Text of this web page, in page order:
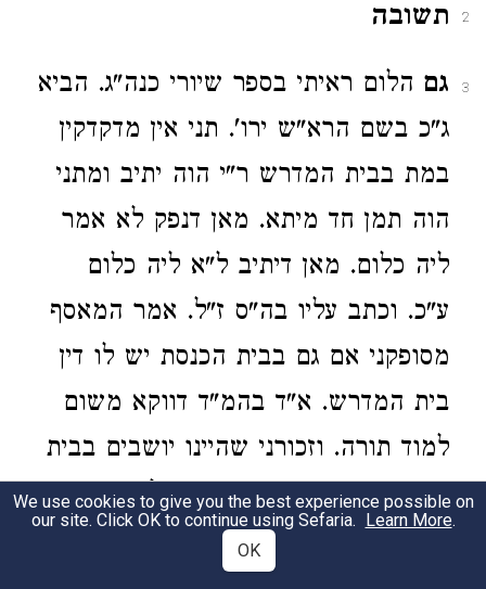
2 תשובה
3 גם הלום ראיתי בספר שיורי כנה"ג. הביא
ג"כ בשם הרא"ש ירו'. תני אין מדקדקין
במת בבית המדרש ר"י הוה יתיב ומתני
הוה תמן חד מיתא. מאן דנפק לא אמר
ליה כלום. מאן דיתיב ל"א ליה כלום
ע"כ. וכתב עליו בה"ס ז"ל. אמר המאסף
מסופקני אם גם בבית הכנסת יש לו דין
בית המדרש. א"ד בהמ"ד דווקא משום
למוד תורה. וזכורני שהיינו יושבים בבית
הכנסת כו'. ובא אחד והודיע לכהנים
שהיה מת בשכונה. ואמר החכם שיש
We use cookies to give you the best experience possible on
our site. Click OK to continue using Sefaria. Learn More.
OK